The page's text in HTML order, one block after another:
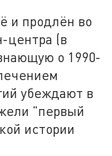
и продлён во
центра (в
о 1990-
убеждают в
"первый
истории